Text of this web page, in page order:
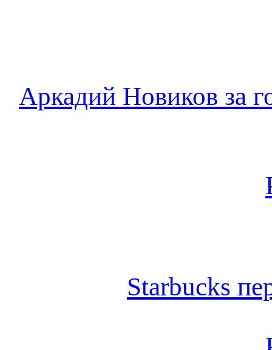
Аркадий Новиков за
Starbucks